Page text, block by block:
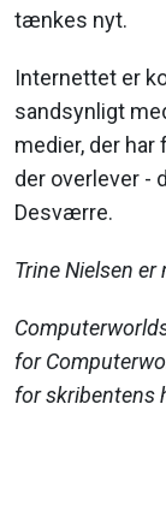
tænkes nyt.
Internettet er
sandsynligt
medier, der
der overlever -
Desværre.
Trine Nielsen er
for
for skribentens